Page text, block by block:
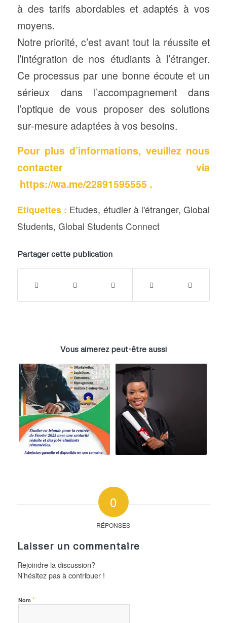
à des tarifs abordables et adaptés à vos
moyens.
Notre priorité, c’est avant tout la réussite et
l’intégration de nos étudiants à l’étranger.
Ce processus par une bonne écoute et un
sérieux dans l’accompagnement dans
l’optique de vous proposer des solutions
sur-mesure adaptées à vos besoins.
Pour plus d’informations, veuillez nous
contacter via
https://wa.me/22891595555 .
Etiquettes : Etudes, étudier à l'étranger,Global
Students, Global Students Connect
Partager cette publication
Vous aimerez peut-être aussi
0
RÉPONSES
Laisser un commentaire
Rejoindre la discussion?
N’hésitez pas à contribuer !
Nom *